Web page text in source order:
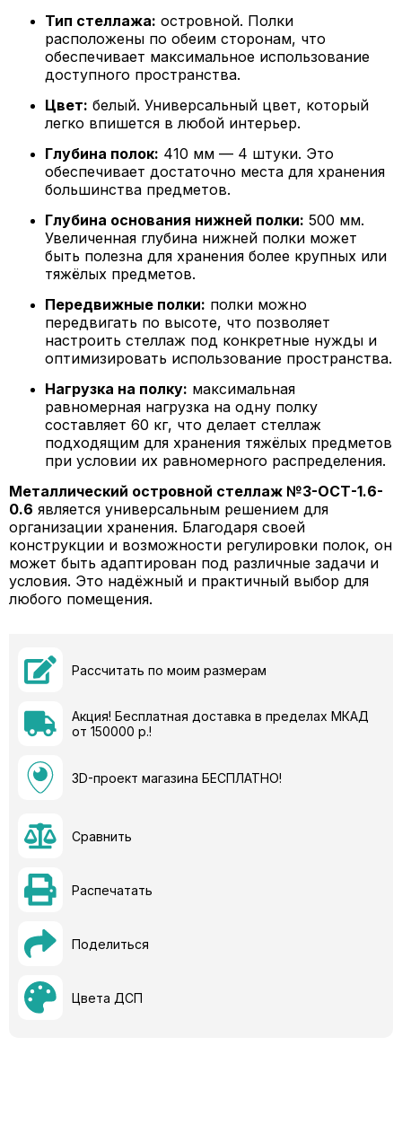
Тип стеллажа: островной. Полки
расположены по обеим сторонам, что
обеспечивает максимальное использование
доступного пространства.
Цвет: белый. Универсальный цвет, который
легко впишется в любой интерьер.
Глубина полок: 410 мм — 4 штуки. Это
обеспечивает достаточно места для хранения
большинства предметов.
Глубина основания нижней полки: 500 мм.
Увеличенная глубина нижней полки может
быть полезна для хранения более крупных или
тяжёлых предметов.
Передвижные полки: полки можно
передвигать по высоте, что позволяет
настроить стеллаж под конкретные нужды и
оптимизировать использование пространства.
Нагрузка на полку: максимальная
равномерная нагрузка на одну полку
составляет 60 кг, что делает стеллаж
подходящим для хранения тяжёлых предметов
при условии их равномерного распределения.
Металлический островной стеллаж №3-ОСТ-1.6-
0.6 является универсальным решением для
организации хранения. Благодаря своей
конструкции и возможности регулировки полок, он
может быть адаптирован под различные задачи и
условия. Это надёжный и практичный выбор для
любого помещения.
Рассчитать по моим размерам
Акция! Бесплатная доставка в пределах МКАД
от 150000 р.!
3D-проект магазина БЕСПЛАТНО!
Сравнить
Распечатать
Поделиться
Цвета ДСП